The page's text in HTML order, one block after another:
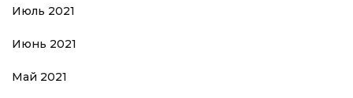
Июль 2021
Июнь 2021
Май 2021